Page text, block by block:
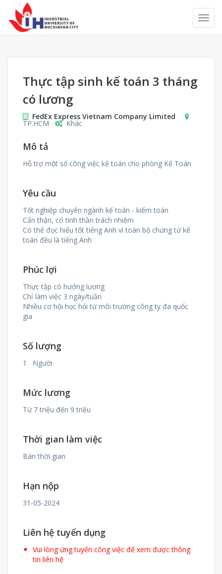
Thực tập sinh kế toán 3 tháng
có lương
FedEx Express Vietnam Company Limited
TP.HCM Khác
Mô tả
Hỗ trợ một số công việc kế toán cho phòng Kế Toán
Yêu cầu
Tốt nghiệp chuyên ngành kế toán - kiểm toán
Cẩn thận, có tinh thần trách nhiệm
Có thể đọc hiểu tốt tiếng Anh vì toàn bộ chứng từ kế
toán đều là tiếng Anh
Phúc lợi
Thực tập có hưởng lương
Chỉ làm việc 3 ngày/tuần
Nhiều cơ hội học hỏi từ môi trường công ty đa quốc
gia
Số lượng
1 Người
Mức lương
Từ 7 triệu đến 9 triệu
Thời gian làm việc
Bán thời gian
Hạn nộp
31-05-2024
Liên hệ tuyển dụng
Vui lòng ứng tuyển công việc để xem được thông
tin liên hệ